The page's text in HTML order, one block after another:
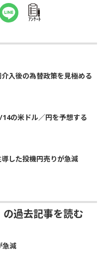
ｱﾝｹｰﾄ
介入後の為替政策を見極める
14の米ドル／円を予想する
導した投機円売りが急減
の過去記事を読む
急減